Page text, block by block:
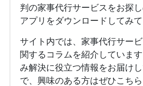
判の家事代行サービスをお探
アプリをダウンロードしてみて
サイト内では、家事代行サー
関するコラムを紹介していま
み解決に役立つ情報をお届け
で、興味のある方はぜひこち